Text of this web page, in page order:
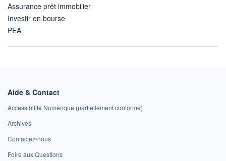
Assurance prêt immobilier
Investir en bourse
PEA
Aide & Contact
Accessibilité Numérique (partiellement conforme)
Archives
Contactez-nous
Foire aux Questions